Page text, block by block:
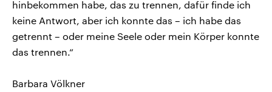
hinbekommen habe, das zu trennen, dafür finde ich
keine Antwort, aber ich konnte das – ich habe das
getrennt – oder meine Seele oder mein Körper konnte
das trennen.“
Barbara Völkner